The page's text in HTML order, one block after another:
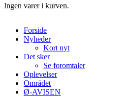
Ingen varer i kurven.
Forside
Nyheder
Kort nyt
Det sker
Se foromtaler
Oplevelser
Området
Ø-AVISEN